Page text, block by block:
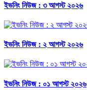
ইভনিং নিউজ : ৩ আগস্ট ২০২৬
ইভনিং নিউজ : ২ আগস্ট ২০২৬
ইভনিং নিউজ : ০১ আগস্ট ২০২৬